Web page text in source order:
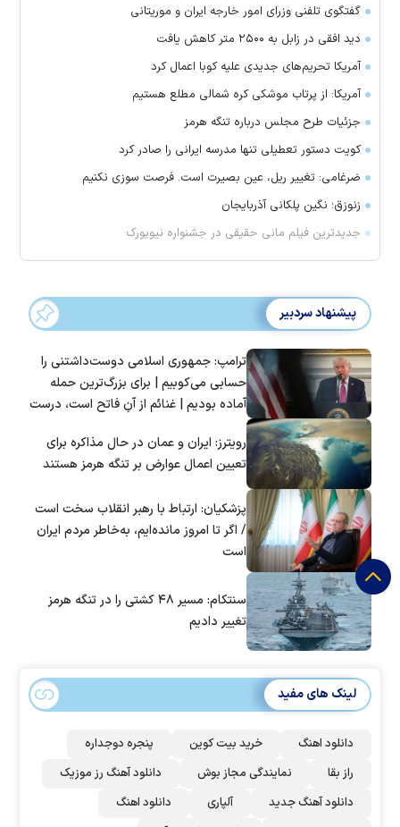
گفتگوی تلفنی وزرای امور خارجه ایران و موریتانی
دید افقی در زابل به ۲۵۰۰ متر کاهش یافت
آمریکا تحریم‌های جدیدی علیه کوبا اعمال کرد
آمریکا: از پرتاب موشکی کره شمالی مطلع هستیم
جزئیات طرح مجلس درباره تنگه هرمز
کویت دستور تعطیلی تنها مدرسه ایرانی را صادر کرد
ضرغامی: تغییر ریل، عین بصیرت است. فرصت سوزی نکنیم
زنوزق؛ نگین پلکانی آذربایجان
جدیدترین فیلم مانی حقیقی در جشنواره نیویورک
پیشنهاد سردبیر
ترامپ: جمهوری اسلامی دوست‌داشتنی را
حسابی می‌کوبیم | برای بزرگ‌ترین حمله
آماده بودیم | غنائم از آنِ فاتح است، درست
رویترز: ایران و عمان در حال مذاکره برای
تعیین اعمال عوارض بر تنگه هرمز هستند
پزشکیان: ارتباط با رهبر انقلاب سخت است
/ اگر تا امروز مانده‌ایم، به‌خاطر مردم ایران
است
سنتکام: مسیر ۴۸ کشتی را در تنگه هرمز
تغییر دادیم
لینک های مفید
دانلود اهنگ خرید بیت کوین
پنجره دوجداره
راز بقا
نمایندگی مجاز بوش
دانلود آهنگ رز‌ موزیک
دانلود آهنگ جدید
آلپاری
دانلود اهنگ